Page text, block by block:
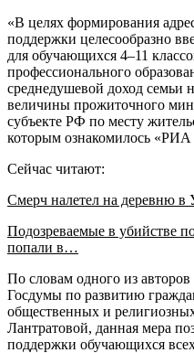
«В целях формирования
поддержки целесообразно
для обучающихся 4–11
профессионального
среднедушевой доход семьи
величины прожиточного
субъекте РФ по месту
которым ознакомилось
Сейчас читают:
Смерч налетел на деревню
Подозреваемые в убийстве
попали в…
По словам одного из авторов
Госдумы по развитию
общественных и
Лантратовой, данная мера
поддержки обучающихся